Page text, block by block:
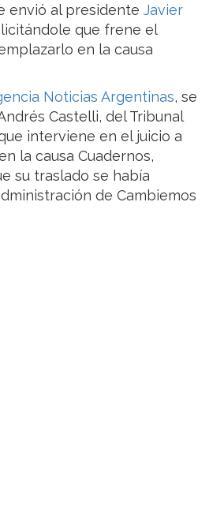
envió al presidente Javier
que frene el
en la causa
Noticias Argentinas, se
Castelli, del Tribunal
interviene en el juicio a
la causa Cuadernos,
su traslado se había
de Cambiemos